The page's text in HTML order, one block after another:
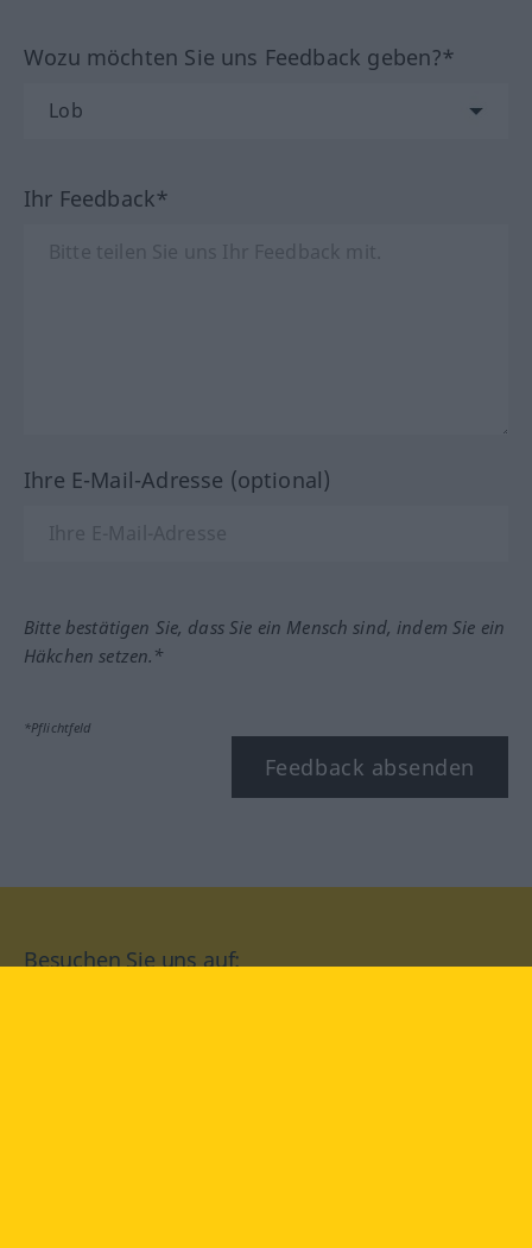
Wozu möchten Sie uns Feedback geben?*
Ihr Feedback*
Ihre E-Mail-Adresse (optional)
Bitte bestätigen Sie, dass Sie ein Mensch sind, indem Sie ein
Häkchen setzen.*
*Pflichtfeld
Feedback absenden
Besuchen Sie uns auf: